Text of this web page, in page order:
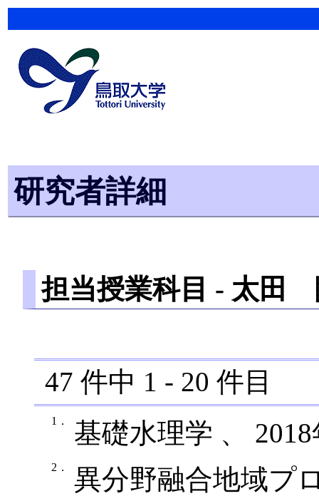
研究者詳細
担当授業科目 - 太田
47 件中 1 - 20 件目
1． 基礎水理学 、
2．
異分野融合地域プ